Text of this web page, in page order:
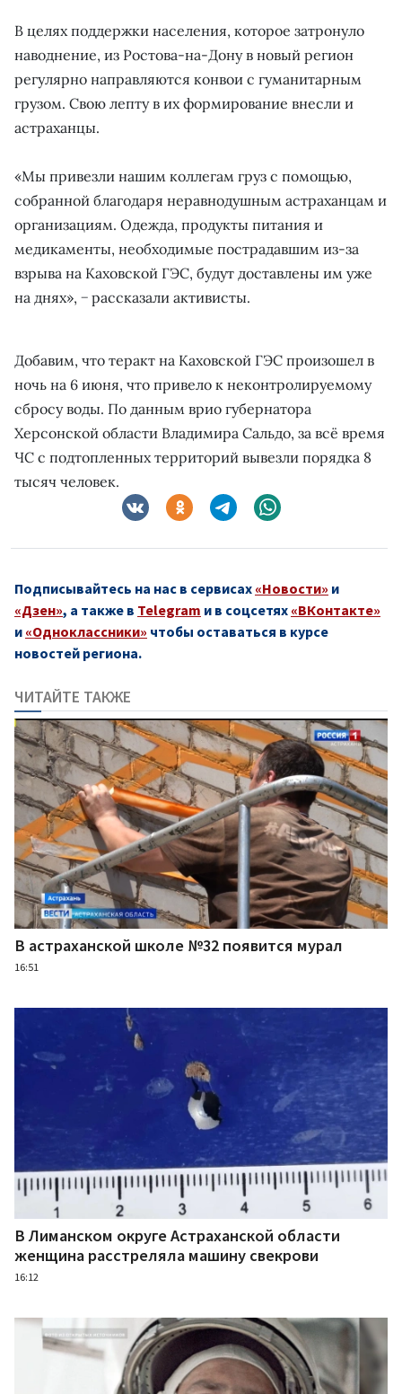
В целях поддержки населения, которое затронуло
наводнение, из Ростова-на-Дону в новый регион
регулярно направляются конвои с гуманитарным
грузом. Свою лепту в их формирование внесли и
астраханцы.
«Мы привезли нашим коллегам груз с помощью,
собранной благодаря неравнодушным астраханцам и
организациям. Одежда, продукты питания и
медикаменты, необходимые пострадавшим из-за
взрыва на Каховской ГЭС, будут доставлены им уже
на днях», − рассказали активисты.
Добавим, что теракт на Каховской ГЭС произошел в
ночь на 6 июня, что привело к неконтролируемому
сбросу воды. По данным врио губернатора
Херсонской области Владимира Сальдо, за всё время
ЧС с подтопленных территорий вывезли порядка 8
тысяч человек.
Подписывайтесь на нас в сервисах «Новости» и
«Дзен», а также в Telegram и в соцсетях «ВКонтакте»
и «Одноклассники» чтобы оставаться в курсе
новостей региона.
ЧИТАЙТЕ ТАКЖЕ
В астраханской школе №32 появится мурал
16:51
В Лиманском округе Астраханской области
женщина расстреляла машину свекрови
16:12